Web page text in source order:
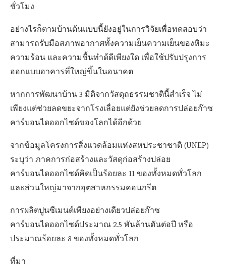
ชั่วโมง
อย่างไรก็ตามบ้านต้นแบบนี้ยังอยู่ในการวิจัยเพื่อทดสอบว่า
สามารถรับมือสภาพอากาศทั้งความเย็นความเย็นของหิมะ
ความร้อน และความชื้นทำด้ดีเพียงใด เพื่อใช้ปรับปรุงการ
ออกแบบอาคารที่ใหญ่ขึ้นในอนาคต
หากการพัฒนาบ้าน 3 มิติจากวัสดุถธรรมชาตินี้สำเร็จ ไม่
เพียงแต่ช่วยลดขยะจากโรงเลื่อยแต่ยังช่วยลดการปล่อยก๊าซ
คาร์บอนไดออกไซด์ของโลกได้อีกด้วย
จากข้อมูลโครงการสิ่งแวดล้อมแห่งสหประชาชาติ (UNEP)
ระบุว่า ภาคการก่อสร้างและวัสดุก่อสร้างปล่อย
คาร์บอนไดออกไซด์คิดเป็นร้อยละ 11 ของทั้งหมดทั่วโลก
และส่วนใหญ่มาจากอุตสาหกรรมคอนกรีต
การผลิตปูนซีเมนต์เพียงอย่างเดียวปล่อยก๊าซ
คาร์บอนไดออกไซด์ประมาณ 2.5 พันล้านตันต่อปี หรือ
ประมาณร้อยละ 8 ของทั้งหมดทั่วโลก
ที่มา